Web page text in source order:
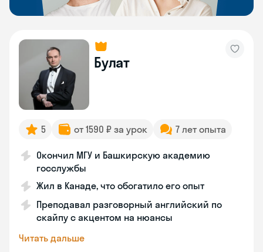
Булат
5 от 1590 ₽ за урок 7 лет опыта
Окончил МГУ и Башкирскую академию
госслужбы
Жил в Канаде, что обогатило его опыт
Преподавал разговорный английский по
скайпу с акцентом на нюансы
Читать дальше